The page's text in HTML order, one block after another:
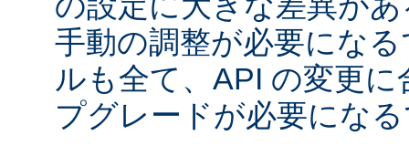
手動の調整が必要にな
ルも全て、API の変更
プグレードが必要にな